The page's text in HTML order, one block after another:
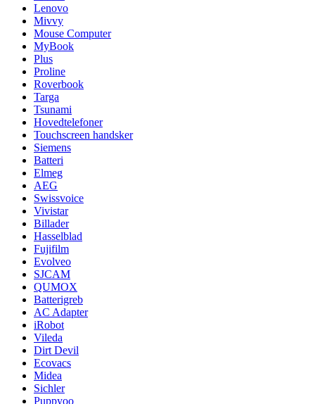
Lenovo
Mivvy
Mouse Computer
MyBook
Plus
Proline
Roverbook
Targa
Tsunami
Hovedtelefoner
Touchscreen handsker
Siemens
Batteri
Elmeg
AEG
Swissvoice
Vivistar
Billader
Hasselblad
Fujifilm
Evolveo
SJCAM
QUMOX
Batterigreb
AC Adapter
iRobot
Vileda
Dirt Devil
Ecovacs
Midea
Sichler
Puppyoo